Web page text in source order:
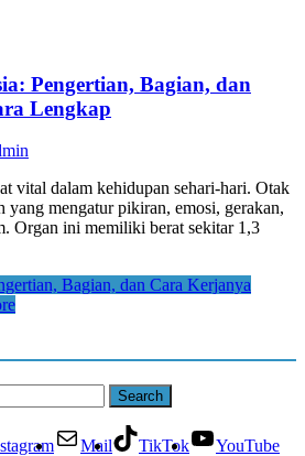
Pengertian, Bagian, dan
Lengkap
vital dalam kehidupan sehari-hari. Otak
yang mengatur pikiran, emosi, gerakan,
Organ ini memiliki berat sekitar 1,3
Bagian, dan Cara Kerjanya
Mail TikTok
YouTube